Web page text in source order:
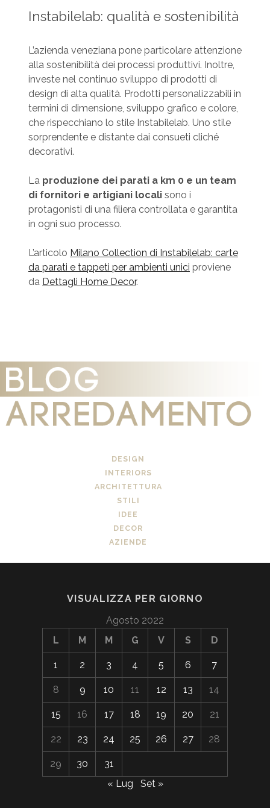
Instabilelab: qualità e sostenibilità
L’azienda veneziana pone particolare attenzione
alla sostenibilità dei processi produttivi. Inoltre,
investe nel continuo sviluppo di prodotti di
design di alta qualità. Prodotti personalizzabili in
termini di dimensione, sviluppo grafico e colore,
che rispecchiano lo stile Instabilelab. Uno stile
sorprendente e distante dai consueti cliché
decorativi.
La produzione dei parati a km 0 e un team
di fornitori e artigiani localisono i
protagonisti di una filiera controllata e garantita
in ogni suo processo.
L’articolo Milano Collection di Instabilelab: carte
da parati e tappeti per ambienti unici proviene
da Dettagli Home Decor.
DESIGN
INTERIORS
ARCHITETTURA
STILI
IDEE
DECOR
AZIENDE
VISUALIZZA PER GIORNO
Agosto 2022
L
M M G V S D
1 2 3 4 5 6 7
8 9 10 11 12 13 14
15 16 17 18 19 20 21
22 23 24 25 26 27 28
29 30
31
« Lug
Set »